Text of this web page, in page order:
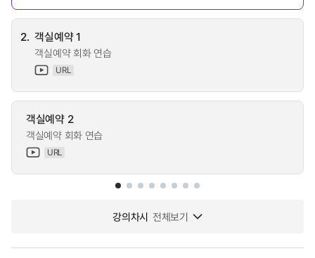
2. 객실예약 1
객실예약 회화 연습
URL
객실예약 2
객실예약 회화 연습
URL
강의차시 전체보기